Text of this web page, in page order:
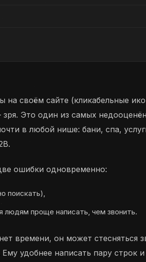
на своём сайте (кликабельные
зря. Это один из самых
в любой нише: бани, спа,
ошибки одновременно:
поискать),
людям проще написать, чем звонить.
времени, он может стесняться
удобнее написать пару строк